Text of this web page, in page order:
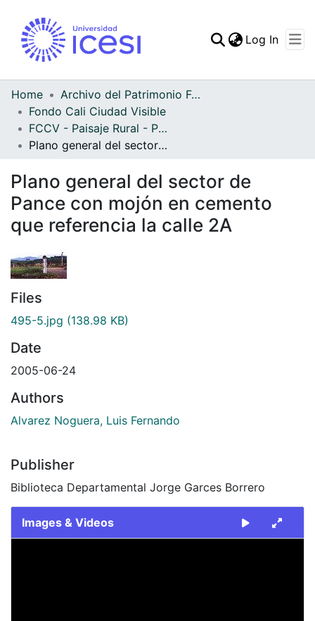
Log In
Home
Archivo del Patrimonio Fotográfico y Fílmico del Valle del Cauca
Fondo Cali Ciudad Visible
FCCV - Paisaje Rural - Patrimonial
Plano general del sector de Pance con mojón en cemento que referencia la calle 2A
Plano general del sector de
Pance con mojón en cemento
que referencia la calle 2A
Files
495-5.jpg (138.98 KB)
Date
2005-06-24
Authors
Alvarez Noguera, Luis Fernando
Publisher
Biblioteca Departamental Jorge Garces Borrero
Images & Videos